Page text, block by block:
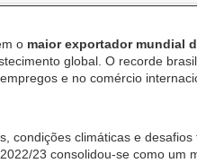
o maior exportador mundial
global. O recorde
e no comércio
condições climáticas e
23 consolidou-se como um